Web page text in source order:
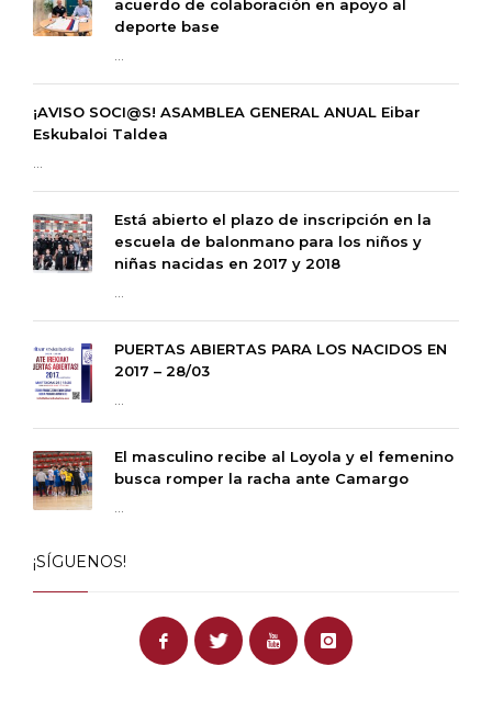
acuerdo de colaboración en apoyo al
deporte base
¡AVISO SOCI@S! ASAMBLEA GENERAL ANUAL Eibar
Eskubaloi Taldea
Está abierto el plazo de inscripción en la
escuela de balonmano para los niños y
niñas nacidas en 2017 y 2018
PUERTAS ABIERTAS PARA LOS NACIDOS EN
2017 – 28/03
El masculino recibe al Loyola y el femenino
busca romper la racha ante Camargo
¡SÍGUENOS!